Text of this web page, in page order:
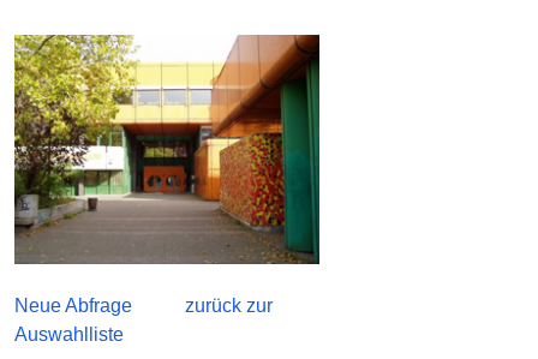
Neue Abfrage
zurück zur
Auswahlliste